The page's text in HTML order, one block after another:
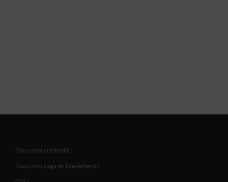
Tous nos cocktails
Tous nos tags et ingrédients